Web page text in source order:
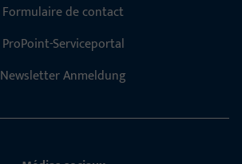
Formulaire de contact
ProPoint-Serviceportal
Newsletter Anmeldung